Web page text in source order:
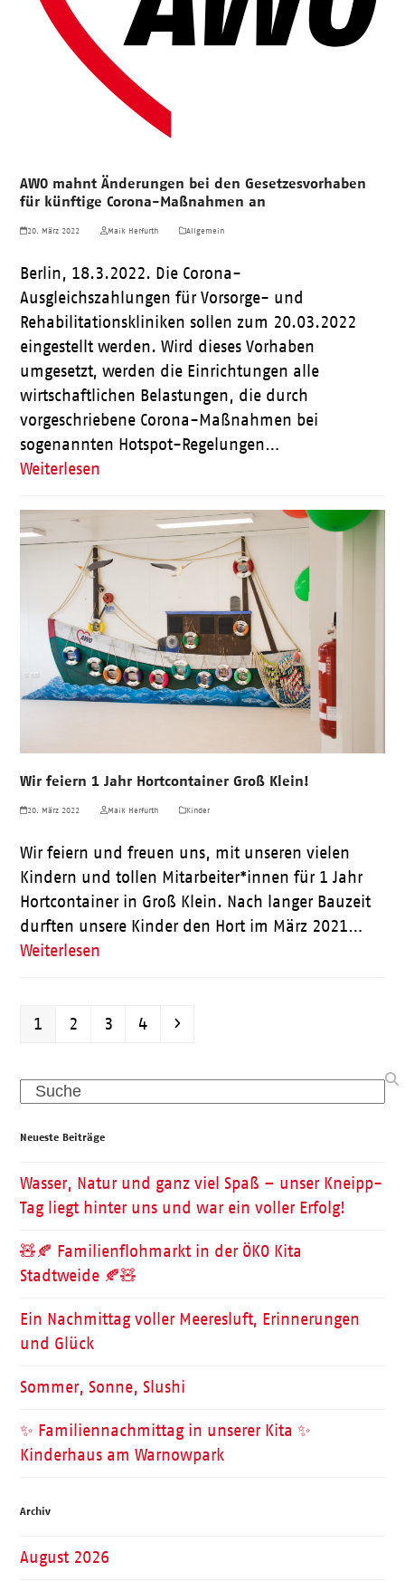
AWO mahnt Änderungen bei den Gesetzesvorhaben
für künftige Corona-Maßnahmen an
20. März 2022 Maik Herfurth Allgemein
Berlin, 18.3.2022. Die Corona-
Ausgleichszahlungen für Vorsorge- und
Rehabilitationskliniken sollen zum 20.03.2022
eingestellt werden. Wird dieses Vorhaben
umgesetzt, werden die Einrichtungen alle
wirtschaftlichen Belastungen, die durch
vorgeschriebene Corona-Maßnahmen bei
sogenannten Hotspot-Regelungen…
Weiterlesen
Wir feiern 1 Jahr Hortcontainer Groß Klein!
20. März 2022 Maik Herfurth Kinder
Wir feiern und freuen uns, mit unseren vielen
Kindern und tollen Mitarbeiter*innen für 1 Jahr
Hortcontainer in Groß Klein. Nach langer Bauzeit
durften unsere Kinder den Hort im März 2021…
Weiterlesen
Seite
1 Seite
2 Seite
3 Seite
4
Search
Neueste Beiträge
Wasser, Natur und ganz viel Spaß – unser Kneipp-
Tag liegt hinter uns und war ein voller Erfolg!
🧸🍂 Familienflohmarkt in der ÖKO Kita
Stadtweide 🍂🧸
Ein Nachmittag voller Meeresluft, Erinnerungen
und Glück
Sommer, Sonne, Slushi
✨ Familiennachmittag in unserer Kita ✨
Kinderhaus am Warnowpark
Archiv
August 2026